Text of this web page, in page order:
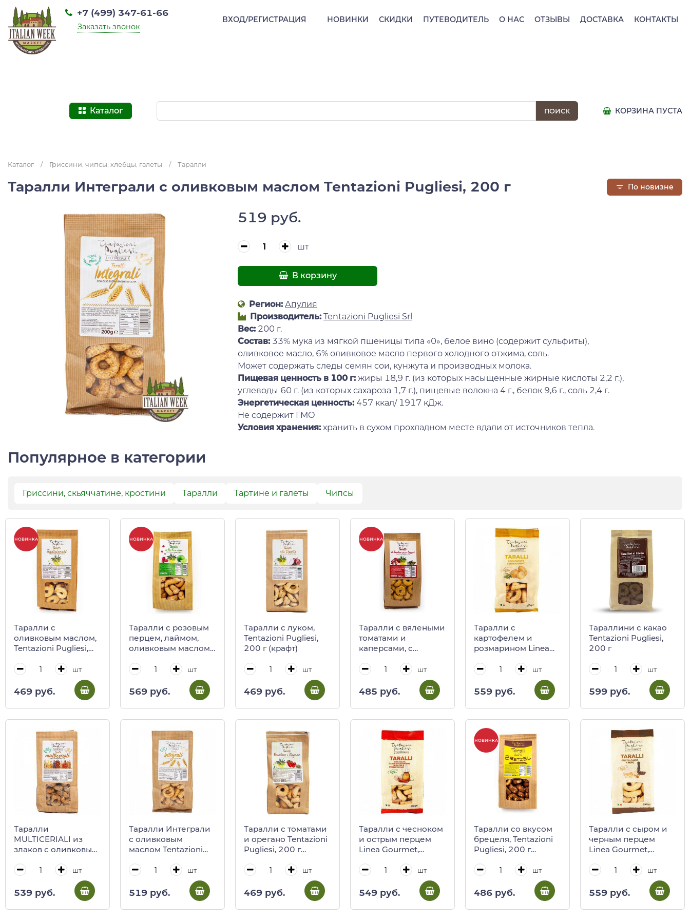
НОВИНКИ СКИДКИ ПУТЕВОДИТЕЛЬ О НАС ОТЗЫВЫ ДОСТАВКА КОНТАКТЫ
+7 (499) 347-61-66
Заказать звонок
ВХОД/РЕГИСТРАЦИЯ
Каталог КОРЗИНА ПУСТА
Каталог / Гриссини, чипсы, хлебцы, галеты / Таралли
Таралли Интеграли с оливковым маслом Tentazioni Pugliesi, 200 г
519 руб.
шт
В корзину
Регион: Апулия
Производитель: Tentazioni Pugliesi Srl
Вес: 200 г.
Состав: 33% мука из мягкой пшеницы типа «0», белое вино (содержит сульфиты),
оливковое масло, 6% оливковое масло первого холодного отжима, соль.
Может содержать следы семян сои, кунжута и производных молока.
Пищевая ценность в 100 г: жиры 18,9 г. (из которых насыщенные жирные кислоты 2,2 г.),
углеводы 60 г. (из которых сахароза 1,7 г.), пищевые волокна 4 г., белок 9,6 г., соль 2,4 г.
Энергетическая ценность: 457 ккал/ 1917 кДж.
Не содержит ГМО
Условия хранения: хранить в сухом прохладном месте вдали от источников тепла.
Популярное в категории
По новизне
Гриссини, скьяччатине, кростини Таралли Тартине и галеты Чипсы
НОВИНКА
Таралли с
оливковым маслом,
Tentazioni Pugliesi,
шт
469 руб.
НОВИНКА
Таралли с розовым
перцем, лаймом,
оливковым маслом,
200 г (крафт)
шт
569 руб.
Таралли с луком,
Tentazioni Pugliesi,
200 г (крафт)
шт
469 руб.
НОВИНКА
Таралли с вялеными
томатами и
каперсами, с
Tentazioni Pugliesi,
шт
485 руб.
Таралли с
картофелем и
розмарином Linea
Pugliesi, 250 г
шт
559 руб.
Тараллини с какао
Tentazioni Pugliesi,
200 г
шт
599 руб.
Таралли
MULTICERIALI из
злаков с оливковым
Pugliesi, 200 г
шт
539 руб.
Таралли Интеграли
с оливковым
маслом Tentazioni
шт
519 руб.
Таралли с томатами
и орегано Tentazioni
Pugliesi, 200 г
шт
469 руб.
Таралли с чесноком
и острым перцем
Linea Gourmet,
250 г
шт
549 руб.
НОВИНКА
Таралли со вкусом
брецеля, Tentazioni
Pugliesi, 200 г
шт
486 руб.
Таралли с сыром и
черным перцем
Linea Gourmet,
250 г
шт
559 руб.